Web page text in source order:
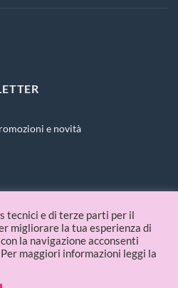
e novità
tecnici e di terze parti per il
migliorare la tua esperienza di
la navigazione acconsenti
maggiori informazioni leggi la